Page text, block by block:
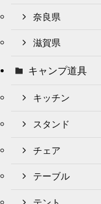
奈良県
滋賀県
キャンプ道具
キッチン
スタンド
チェア
テーブル